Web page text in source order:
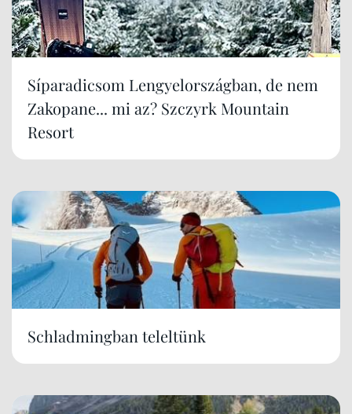
Síparadicsom Lengyelországban, de nem
Zakopane... mi az? Szczyrk Mountain
Resort
Schladmingban teleltünk